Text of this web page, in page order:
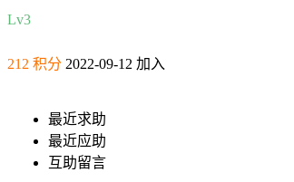
Lv3
212 积分 2022-09-12 加入
最近求助
最近应助
互助留言